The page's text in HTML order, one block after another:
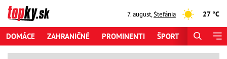
7. august,Štefánia 27 °C
DOMÁCE ZAHRANIČNÉ PROMINENTI ŠPORT